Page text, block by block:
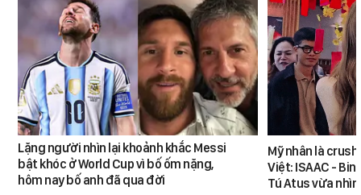
Lặng người nhìn lại khoảnh khắc Messi
bật khóc ở World Cup vì bố ốm nặng,
hôm nay bố anh đã qua đời
Mỹ nhân là
Việt: ISAAC -
Tú Atus vừa